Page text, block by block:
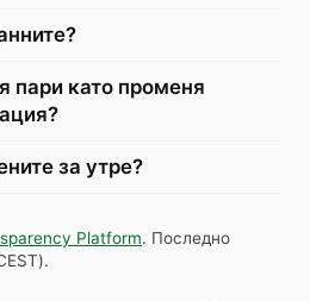
пари като променя
за утре?
Platform. Последно
).